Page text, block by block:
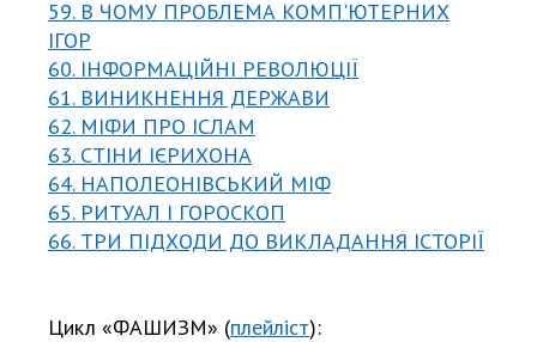
59. В ЧОМУ ПРОБЛЕМА КОМП'ЮТЕРНИХ
ІГОР
60. ІНФОРМАЦІЙНІ РЕВОЛЮЦІЇ
61. ВИНИКНЕННЯ ДЕРЖАВИ
62. МІФИ ПРО ІСЛАМ
63. СТІНИ ІЄРИХОНА
64. НАПОЛЕОНІВСЬКИЙ МІФ
65. РИТУАЛ І ГОРОСКОП
66. ТРИ ПІДХОДИ ДО ВИКЛАДАННЯ ІСТОРІЇ
Цикл «ФАШИЗМ» (плейліст):